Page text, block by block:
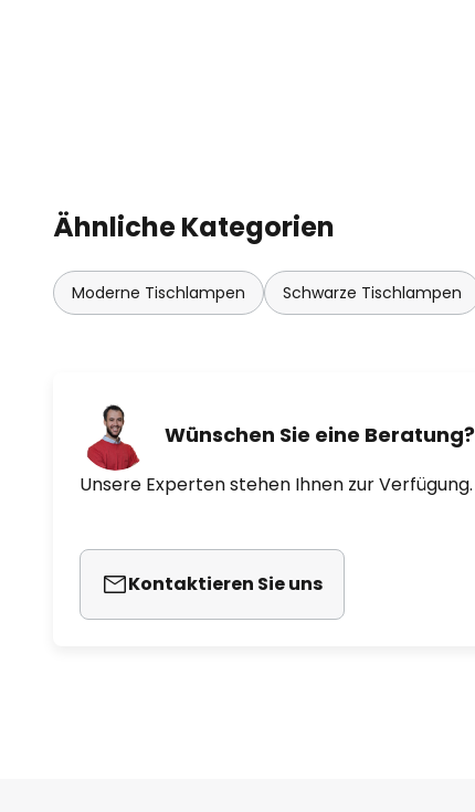
Ähnliche Kategorien
Moderne Tischlampen Schwarze Tischlampen
Wünschen Sie eine Beratung?
Unsere Experten stehen Ihnen zur Verfügung.
Kontaktieren Sie uns